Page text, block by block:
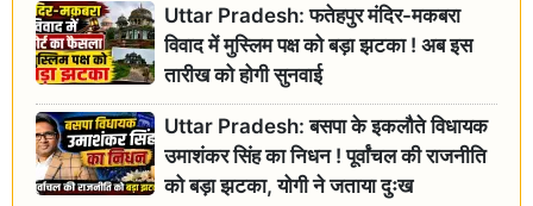
Uttar Pradesh: फतेहपुर मंदिर-मकबरा
विवाद में मुस्लिम पक्ष को बड़ा झटका ! अब इस
तारीख को होगी सुनवाई
Uttar Pradesh: बसपा के इकलौते विधायक
उमाशंकर सिंह का निधन ! पूर्वांचल की राजनीति
को बड़ा झटका, योगी ने जताया दुःख